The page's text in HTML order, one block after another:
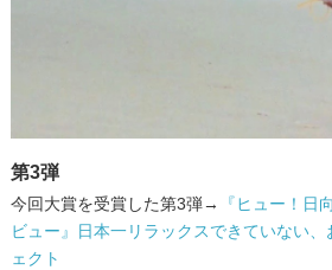
第3弾
今回大賞を受賞した第3弾→
『ヒュー！日
ビュー』日本一リラックスできていない
ェクト